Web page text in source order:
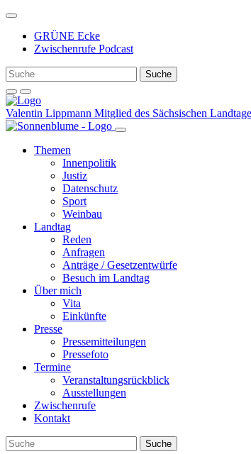
Weiter
Inhalt
GRÜNE Ecke
Zwischenrufe Podcast
Valentin Lippmann Mitglied des Sächsischen
Themen
Innenpolitik
Justiz
Datenschutz
Sport
Weinbau
Landtag
Reden
Anfragen
Anträge / Gesetzentwürfe
Besuch im Landtag
Über mich
Vita
Einkünfte
Presse
Pressemitteilungen
Pressefoto
Termine
Veranstaltungsrückblick
Ausstellungen
Zwischenrufe
Kontakt